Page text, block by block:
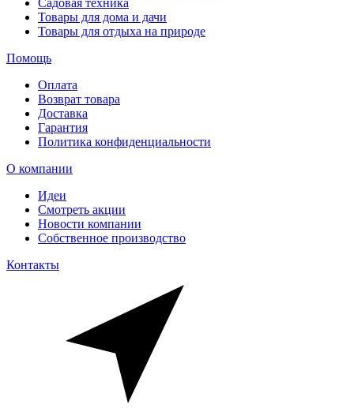
Товары для дома и дачи
Товары для отдыха на природе
Помощь
Оплата
Возврат товара
Доставка
Гарантия
Политика конфиденциальности
О компании
Идеи
Смотреть акции
Новости компании
Собственное производство
Контакты